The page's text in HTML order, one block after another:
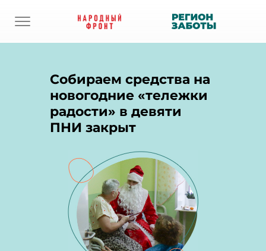
Собираем средства на
новогодние «тележки
радости» в девяти
ПНИ закрыт